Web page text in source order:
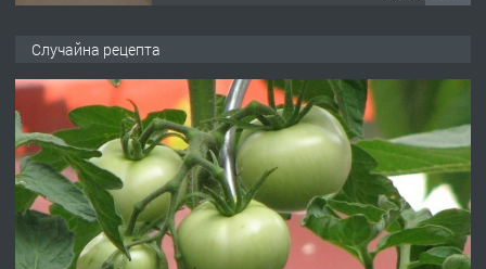
преди 4 дни
ПРЕДЛАГА
№4120 Магазин/Офис под наем в кв.
Любен Каравелов, Хасково-близо до
градската градина!
Случайна рецепта